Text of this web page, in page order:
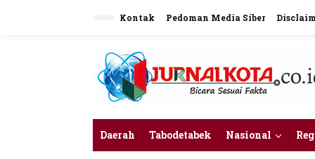
Kontak Pedoman Media Siber
Daerah Tabodetabek Nasional